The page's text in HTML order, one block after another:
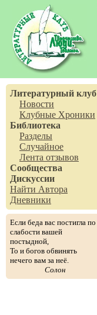
Литературный клуб
Новости
Клубные Хроники
Библиотека
Разделы
Случайное
Лента отзывов
Сообщества
Дискуссии
Найти Автора
Дневники
Если беда вас постигла по
слабости вашей
постыдной,
То и богов обвинять
нечего вам за неё.
Солон